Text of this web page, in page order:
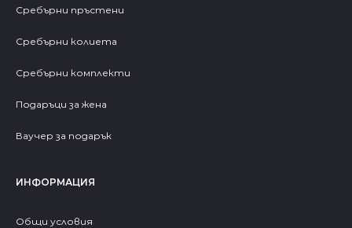
Сребърни пръстени
Сребърни колиета
Сребърни комплекти
Подаръци за жена
Ваучер за подарък
ИНФОРМАЦИЯ
Общи условия